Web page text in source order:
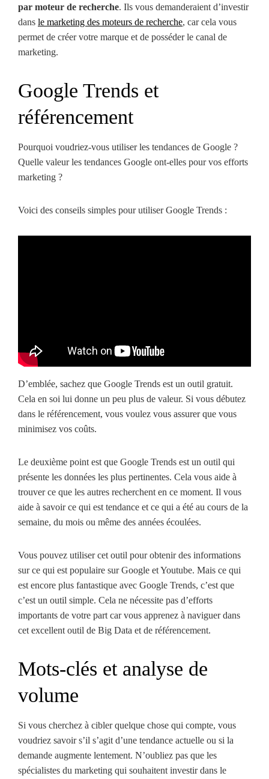
par moteur de recherche. Ils vous demanderaient d’investir
dans le marketing des moteurs de recherche, car cela vous
permet de créer votre marque et de posséder le canal de
marketing.
Google Trends et
référencement
Pourquoi voudriez-vous utiliser les tendances de Google ?
Quelle valeur les tendances Google ont-elles pour vos efforts
marketing ?
Voici des conseils simples pour utiliser Google Trends :
D’emblée, sachez que Google Trends est un outil gratuit.
Cela en soi lui donne un peu plus de valeur. Si vous débutez
dans le référencement, vous voulez vous assurer que vous
minimisez vos coûts.
Le deuxième point est que Google Trends est un outil qui
présente les données les plus pertinentes. Cela vous aide à
trouver ce que les autres recherchent en ce moment. Il vous
aide à savoir ce qui est tendance et ce qui a été au cours de la
semaine, du mois ou même des années écoulées.
Vous pouvez utiliser cet outil pour obtenir des informations
sur ce qui est populaire sur Google et Youtube. Mais ce qui
est encore plus fantastique avec Google Trends, c’est que
c’est un outil simple. Cela ne nécessite pas d’efforts
importants de votre part car vous apprenez à naviguer dans
cet excellent outil de Big Data et de référencement.
Mots-clés et analyse de
volume
Si vous cherchez à cibler quelque chose qui compte, vous
voudriez savoir s’il s’agit d’une tendance actuelle ou si la
demande augmente lentement. N’oubliez pas que les
spécialistes du marketing qui souhaitent investir dans le